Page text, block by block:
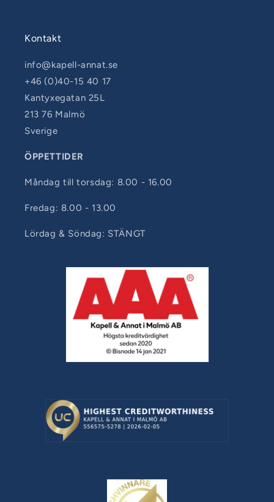
Kontakt
info@kapell-annat.se
+46 (0)40-15 40 17
Kantyxegatan 25L
213 76 Malmö
Sverige
ÖPPETTIDER
Måndag till torsdag: 8.00 - 16.00
Fredag: 8.00 - 13.00
Lördag & Söndag: STÄNGT